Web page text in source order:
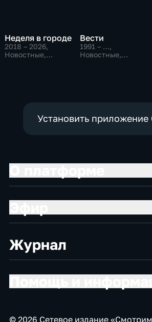
Неделя в городе
2018 – 2026,
Новостные,
Вести
1991 – …,
Новостные,
Установить
Журнал
© 2026 Сетевое издание